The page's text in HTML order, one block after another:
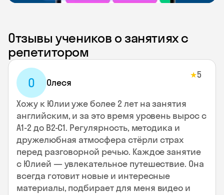
Отзывы учеников о занятиях с
репетитором
О Олеся
★5
Хожу к Юлии уже более 2 лет на занятия
английским, и за это время уровень вырос с
А1-2 до В2-С1. Регулярность, методика и
дружелюбная атмосфера стёрли страх
перед разговорной речью. Каждое занятие
с Юлией — увлекательное путешествие. Она
всегда готовит новые и интересные
материалы, подбирает для меня видео и